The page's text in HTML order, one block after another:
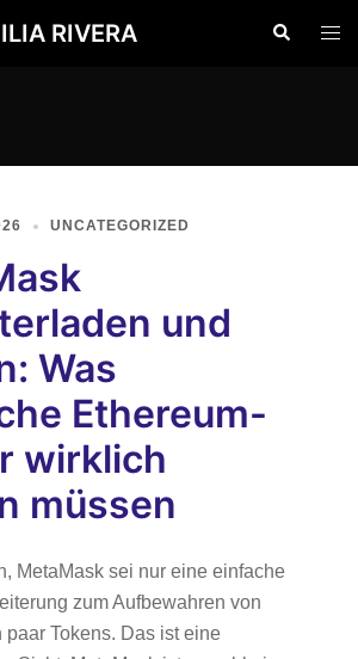
RIVERA Search
UNCATEGORIZED
und
Was
Ethereum-
wirklich
müssen
MetaMask sei nur eine einfache
zum Aufbewahren von
paar Tokens. Das ist eine